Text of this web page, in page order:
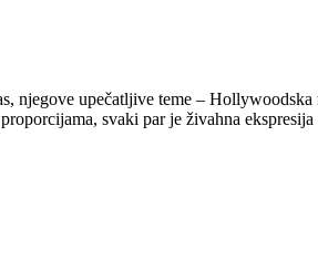
upečatljive teme –
svaki par je živahna